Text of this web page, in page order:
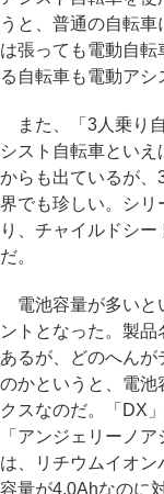
うと、普通の自転
は張っても電動自
る自転車も電動アシ
また、「3人乗り
シスト自転車とい
からも出ているが、
界でも珍しい。シリ
り、チャイルドシ
だ。
電池容量が多いと
ントとなった。製品
あるが、どのへんが
のかというと、電池
クスなのだ。「DX
「アンジェリーノ
は、リチウムイオン
容量が4.0Ahなのに